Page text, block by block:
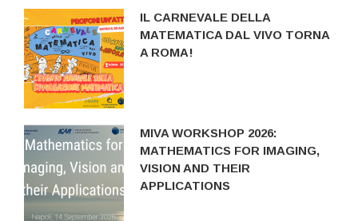
IL CARNEVALE DELLA
MATEMATICA DAL VIVO TORNA
A ROMA!
MIVA WORKSHOP 2026:
MATHEMATICS FOR IMAGING,
VISION AND THEIR
APPLICATIONS